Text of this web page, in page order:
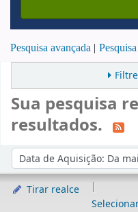
Pesquisa avançada
Sua pesquisa
resultados.
Ordenar por:
Tirar realce